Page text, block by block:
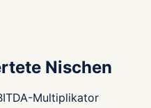
Nischen
Multiplikator